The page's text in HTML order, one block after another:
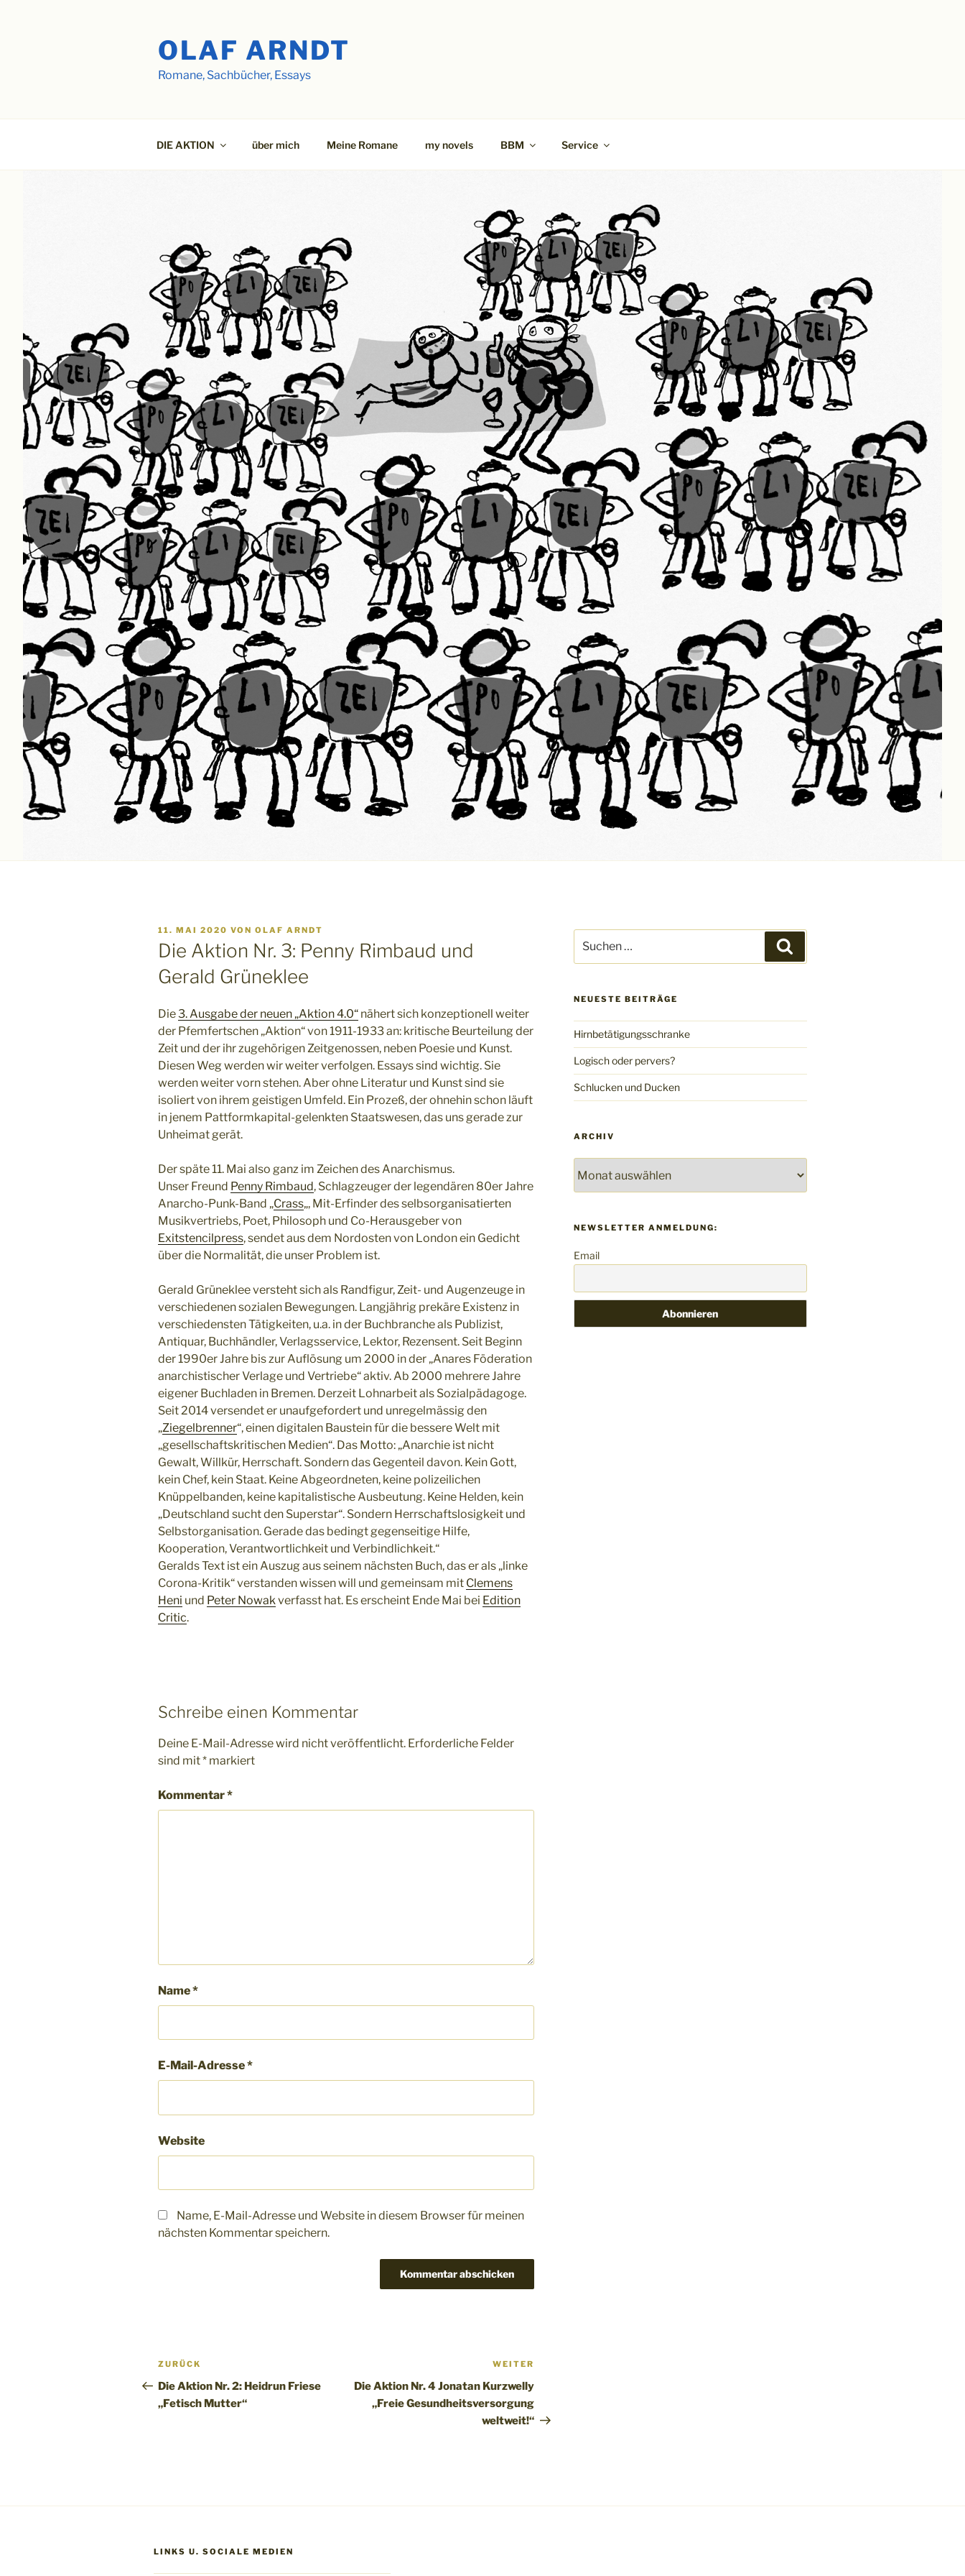
OLAF ARNDT
Romane, Sachbücher, Essays
DIE AKTION über mich Meine Romane my novels BBM Service
VERÖFFENTLICHT
AM
11. MAI 2020 VON OLAF ARNDT
Die Aktion Nr. 3: Penny Rimbaud und
Gerald Grüneklee
Die3. Ausgabe der neuen „Aktion 4.0“ nähert sich konzeptionell weiter
der Pfemfertschen „Aktion“ von 1911-1933 an: kritische Beurteilung der
Zeit und der ihr zugehörigen Zeitgenossen, neben Poesie und Kunst.
Diesen Weg werden wir weiter verfolgen. Essays sind wichtig. Sie
werden weiter vorn stehen. Aber ohne Literatur und Kunst sind sie
isoliert von ihrem geistigen Umfeld. Ein Prozeß, der ohnehin schon läuft
in jenem Pattformkapital-gelenkten Staatswesen, das uns gerade zur
Unheimat gerät.
Der späte 11. Mai also ganz im Zeichen des Anarchismus.
Unser Freund Penny Rimbaud, Schlagzeuger der legendären 80er Jahre
Anarcho-Punk-Band „Crass„, Mit-Erfinder des selbsorganisatierten
Musikvertriebs, Poet, Philosoph und Co-Herausgeber von
Exitstencilpress, sendet aus dem Nordosten von London ein Gedicht
über die Normalität, die unser Problem ist.
Gerald Grüneklee versteht sich als Randfigur, Zeit- und Augenzeuge in
verschiedenen sozialen Bewegungen. Langjährig prekäre Existenz in
verschiedensten Tätigkeiten, u.a. in der Buchbranche als Publizist,
Antiquar, Buchhändler, Verlagsservice, Lektor, Rezensent. Seit Beginn
der 1990er Jahre bis zur Auflösung um 2000 in der „Anares Föderation
anarchistischer Verlage und Vertriebe“ aktiv. Ab 2000 mehrere Jahre
eigener Buchladen in Bremen. Derzeit Lohnarbeit als Sozialpädagoge.
Seit 2014 versendet er unaufgefordert und unregelmässig den
„Ziegelbrenner“, einen digitalen Baustein für die bessere Welt mit
„gesellschaftskritischen Medien“. Das Motto: „Anarchie ist nicht
Gewalt, Willkür, Herrschaft. Sondern das Gegenteil davon. Kein Gott,
kein Chef, kein Staat. Keine Abgeordneten, keine polizeilichen
Knüppelbanden, keine kapitalistische Ausbeutung. Keine Helden, kein
„Deutschland sucht den Superstar“. Sondern Herrschaftslosigkeit und
Selbstorganisation. Gerade das bedingt gegenseitige Hilfe,
Kooperation, Verantwortlichkeit und Verbindlichkeit.“
Geralds Text ist ein Auszug aus seinem nächsten Buch, das er als „linke
Corona-Kritik“ verstanden wissen will und gemeinsam mit Clemens
Heni und Peter Nowakverfasst hat. Es erscheint Ende Mai bei Edition
Critic.
Schreibe einen Kommentar
Deine E-Mail-Adresse wird nicht veröffentlicht. Erforderliche Felder
sind mit* markiert
Kommentar*
Name*
E-Mail-Adresse*
Website
Name, E-Mail-Adresse und Website in diesem Browser für meinen
nächsten Kommentar speichern.
Beitragsnavigation
Vorheriger
Beitrag
ZURÜCK
Die Aktion Nr. 2: Heidrun Friese
„Fetisch Mutter“
Beitrag
WEITER
Die Aktion Nr. 4 Jonatan Kurzwelly
„Freie Gesundheitsversorgung
weltweit!“
nach:
NEUESTE BEITRÄGE
Hirnbetätigungsschranke
Logisch oder pervers?
Schlucken und Ducken
ARCHIV
NEWSLETTER ANMELDUNG:
Email
LINKS U. SOCIALE MEDIEN